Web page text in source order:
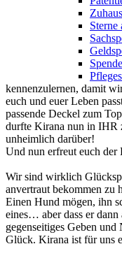
Sterne
kennenzulernen, damit
euch und euer Leben
passende Deckel zum
durfte Kirana nun in IHR
unheimlich darüber!
Und nun erfreut euch
Wir sind wirklich
anvertraut bekommen zu
Einen Hund mögen, ihn
eines… aber dass er dann
gegenseitiges Geben und
Glück. Kirana ist für uns